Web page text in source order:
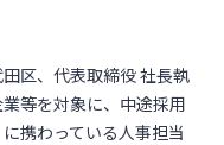
区、代表取締役 社長執
等を対象に、中途採用
携わっている人事担当